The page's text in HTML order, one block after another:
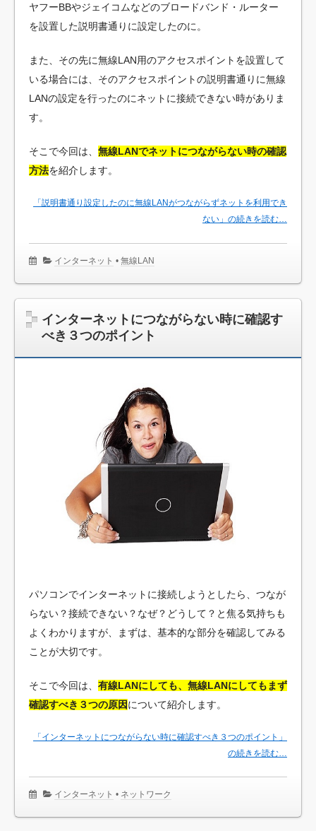
ヤフーBBやジェイコムなどのブロードバンド・ルーター
を設置した説明書通りに設定したのに。
また、その先に無線LAN用のアクセスポイントを設置して
いる場合には、そのアクセスポイントの説明書通りに無線
LANの設定を行ったのにネットに接続できない時がありま
す。
そこで今回は、 無線LANでネットにつながらない時の確認
方法を紹介します。
「説明書通り設定したのに無線LANがつながらずネットを利用でき
ない」の続きを読む…
インターネット •無線LAN
インターネットにつながらない時に確認す
べき３つのポイント
パソコンでインターネットに接続しようとしたら、つなが
らない？接続できない？なぜ？どうして？と焦る気持ちも
よくわかりますが、まずは、基本的な部分を確認してみる
ことが大切です。
そこで今回は、 有線LANにしても、無線LANにしてもまず
確認すべき３つの原因について紹介します。
「インターネットにつながらない時に確認すべき３つのポイント」
の続きを読む…
インターネット • ネットワーク